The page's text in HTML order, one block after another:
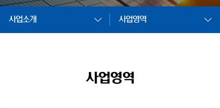
사업소개 사업영역
사업영역